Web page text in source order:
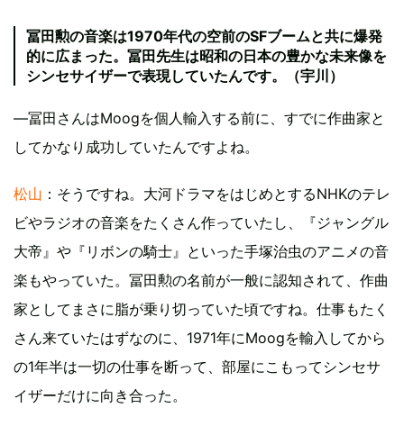
冨田勲の音楽は1970年代の空前のSFブームと共に爆発
的に広まった。冨田先生は昭和の日本の豊かな未来像を
シンセサイザーで表現していたんです。（宇川）
―冨田さんはMoogを個人輸入する前に、すでに作曲家と
してかなり成功していたんですよね。
松山 ：そうですね。大河ドラマをはじめとするNHKのテレ
ビやラジオの音楽をたくさん作っていたし、『ジャングル
大帝』や『リボンの騎士』といった手塚治虫のアニメの音
楽もやっていた。冨田勲の名前が一般に認知されて、作曲
家としてまさに脂が乗り切っていた頃ですね。仕事もたく
さん来ていたはずなのに、1971年にMoogを輸入してから
の1年半は一切の仕事を断って、部屋にこもってシンセサ
イザーだけに向き合った。